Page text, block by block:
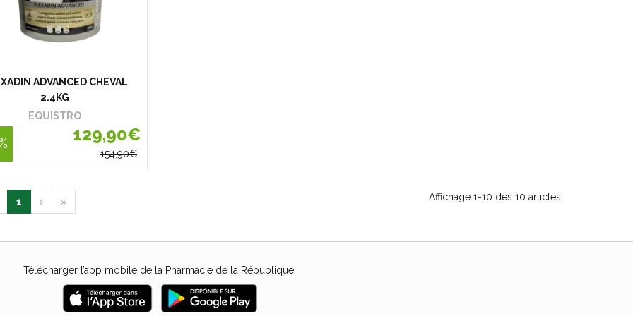
ADVANCED CHEVAL
2.4KG
EQUISTRO
129,90€
154,90€
1 › » Affichage 1-10 des 10 articles
Télécharger l’app mobile de la Pharmacie de la République